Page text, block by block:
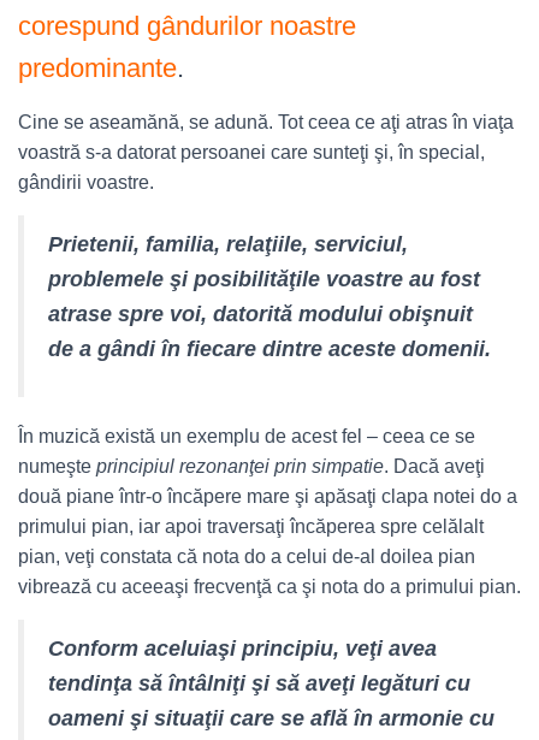
corespund gândurilor noastre
predominante.
Cine se aseamănă, se adună. Tot ceea ce aţi atras în viaţa
voastră s-a datorat persoanei care sunteţi şi, în special,
gândirii voastre.
Prietenii, familia, relaţiile, serviciul,
problemele şi posibilităţile voastre au fost
atrase spre voi, datorită modului obişnuit
de a gândi în fiecare dintre aceste domenii.
În muzică există un exemplu de acest fel – ceea ce se
numeşte principiul rezonanţei prin simpatie. Dacă aveţi
două piane într-o încăpere mare şi apăsaţi clapa notei do a
primului pian, iar apoi traversaţi încăperea spre celălalt
pian, veţi constata că nota do a celui de-al doilea pian
vibrează cu aceeaşi frecvenţă ca şi nota do a primului pian.
Conform aceluiaşi principiu, veţi avea
tendinţa să întâlniţi şi să aveţi legături cu
oameni şi situaţii care se află în armonie cu